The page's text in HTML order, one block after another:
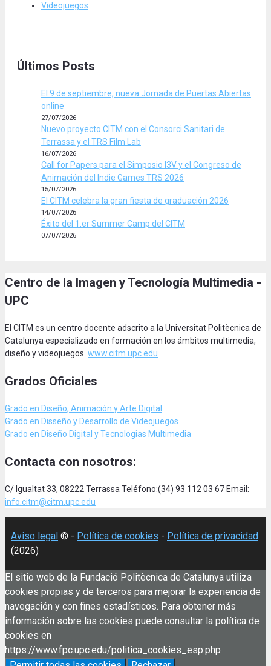
Videojuegos
Últimos Posts
El 9 de septiembre, nueva Jornada de Puertas Abiertas
online
27/07/2026
Nuevo proyecto CITM con el Consorci Sanitari de
Terrassa y el TRS Film Lab
16/07/2026
Call for Papers para el Simposio I3V y el Congreso de
Animación del Indie Games TRS 2026
15/07/2026
El CITM celebra la gran fiesta de graduación 2026
14/07/2026
Éxito del 1.er Summer Camp del CITM
07/07/2026
Centro de la Imagen y Tecnología Multimedia -
UPC
El CITM es un centro docente adscrito a la Universitat Politècnica de
Catalunya especializado en formación en los ámbitos multimedia,
diseño y videojuegos. www.citm.upc.edu
Grados Oficiales
Grado en Diseño, Animación y Arte Digital
Grado en Disseño y Desarrollo de Videojuegos
Grado en Diseño Digital y Tecnologias Multimedia
Contacta con nosotros:
C/ Igualtat 33, 08222 Terrassa Teléfono:(34) 93 112 03 67 Email:
info.citm@citm.upc.edu
Aviso legal © - Política de cookies - Política de privacidad
(2026)
El sitio web de la Fundació Politècnica de Catalunya utiliza
cookies propias y de terceros para mejorar la experiencia de
navegación y con fines estadísticos. Para obtener más
información sobre las cookies puede consultar la política de
cookies en
https://www.fpc.upc.edu/politica_cookies_esp.php